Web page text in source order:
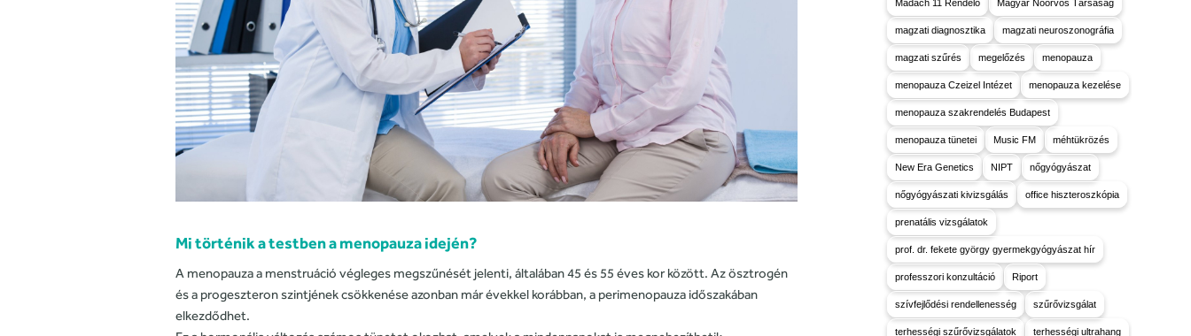
Mi történik a testben a menopauza idején?
A menopauza a menstruáció végleges megszűnését jelenti, általában 45 és 55 éves kor között. Az ösztrogén
és a progeszteron szintjének csökkenése azonban már évekkel korábban, a perimenopauza időszakában
elkezdődhet.
Madách 11 Rendelő Magyar Nőorvos Társaság
magzati diagnosztika magzati neuroszonográfia
magzati szűrés megelőzés menopauza
menopauza Czeizel Intézet menopauza kezelése
menopauza szakrendelés Budapest
menopauza tünetei Music FM méhtükrözés
New Era Genetics NIPT nőgyógyászat
nőgyógyászati kivizsgálás office hiszteroszkópia
prenatális vizsgálatok
prof. dr. fekete györgy gyermekgyógyászat hír
professzori konzultáció Riport
szívfejlődési rendellenesség szűrővizsgálat
terhességi szűrővizsgálatok terhességi ultrahang